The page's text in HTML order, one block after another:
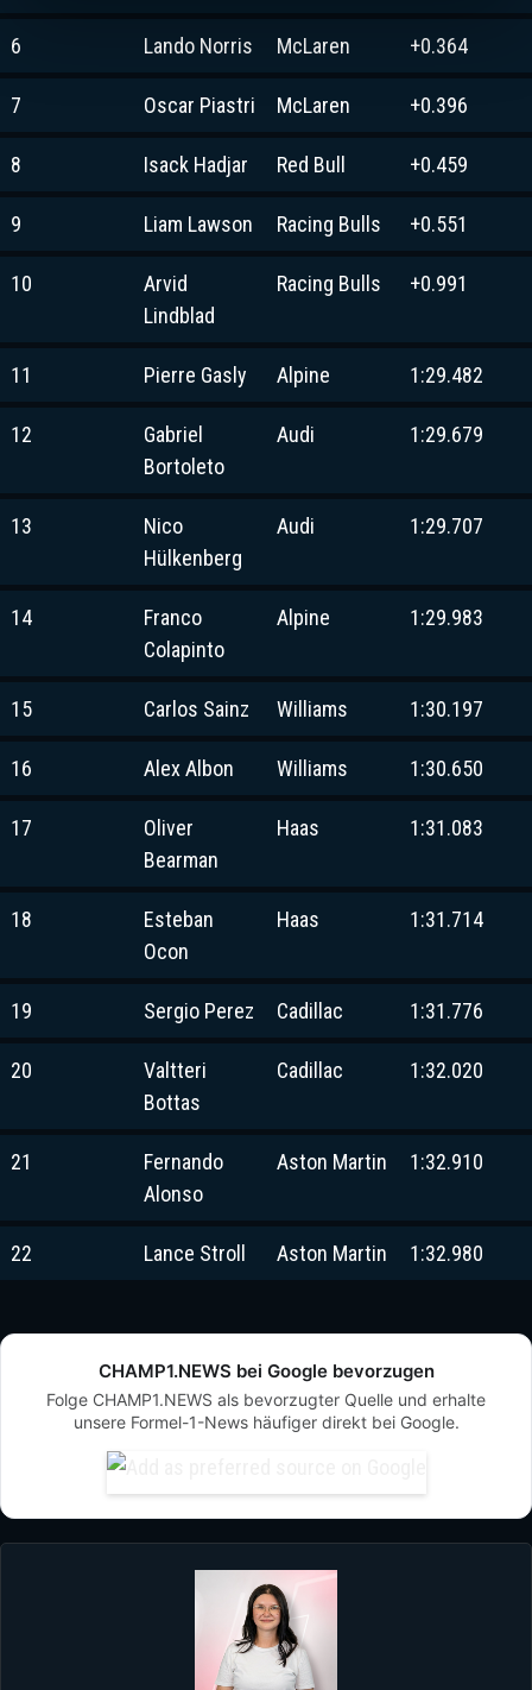
6 Lando Norris McLaren +0.364
7 Oscar Piastri McLaren +0.396
8 Isack Hadjar Red Bull +0.459
9 Liam Lawson Racing Bulls +0.551
10
Arvid
Lindblad
Racing Bulls +0.991
11 Pierre Gasly Alpine 1:29.482
12
Gabriel
Bortoleto
Audi 1:29.679
13
Nico
Hülkenberg
Audi 1:29.707
14
Franco
Colapinto
Alpine 1:29.983
15 Carlos Sainz Williams 1:30.197
16 Alex Albon Williams 1:30.650
17
Oliver
Bearman
Haas 1:31.083
18
Esteban
Ocon
Haas 1:31.714
19 Sergio Perez Cadillac 1:31.776
20
Valtteri
Bottas
Cadillac 1:32.020
21
Fernando
Alonso
Aston Martin 1:32.910
22 Lance Stroll Aston Martin 1:32.980
CHAMP1.NEWS bei Google bevorzugen
Folge CHAMP1.NEWS als bevorzugter Quelle und erhalte
unsere Formel-1-News häufiger direkt bei Google.